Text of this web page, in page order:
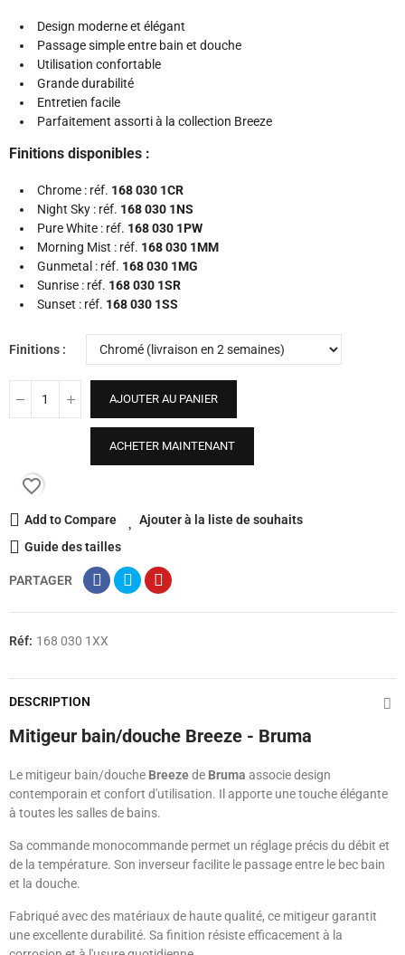
Design moderne et élégant
Passage simple entre bain et douche
Utilisation confortable
Grande durabilité
Entretien facile
Parfaitement assorti à la collection Breeze
Finitions disponibles :
Chrome : réf. 168 030 1CR
Night Sky : réf. 168 030 1NS
Pure White : réf. 168 030 1PW
Morning Mist : réf. 168 030 1MM
Gunmetal : réf. 168 030 1MG
Sunrise : réf. 168 030 1SR
Sunset : réf. 168 030 1SS
Finitions
AJOUTER AU PANIER
ACHETER MAINTENANT
favorite_border
Add to Compare
Ajouter à la liste de souhaits
Guide des tailles
PARTAGER
Réf: 168 030 1XX
DESCRIPTION
Mitigeur bain/douche Breeze - Bruma
Le mitigeur bain/douche Breezede Bruma associe design
contemporain et confort d'utilisation. Il apporte une touche élégante
à toutes les salles de bains.
Sa commande monocommande permet un réglage précis du débit et
de la température. Son inverseur facilite le passage entre le bec bain
et la douche.
Fabriqué avec des matériaux de haute qualité, ce mitigeur garantit
une excellente durabilité. Sa finition résiste efficacement à la